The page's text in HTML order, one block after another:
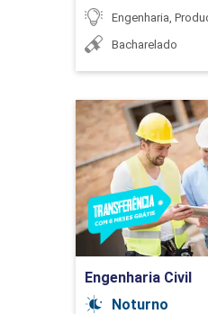
ENGENHARIA DA
ENGENHARIA DE
PRODUTIVIDADE
Engenharia,
Bacharelado
Engenharia Civil
Noturno
Ir para